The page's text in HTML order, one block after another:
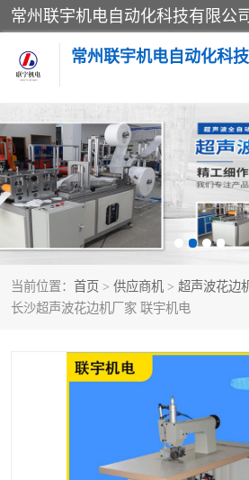
常州联宇机电自动化科
当前位置： 首页 > 供应商机 > 超声波花边
长沙超声波花边机厂家 联宇机电
压花定型机以及压花模具 超
高频热合机 超
超声波复合压花机 凹
3040凹凸压花机 双
高频压花压标机 自
海
其他超声波系列